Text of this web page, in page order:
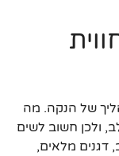
של הנקה. מה
ולכן חשוב לשים
דגנים מלאים,